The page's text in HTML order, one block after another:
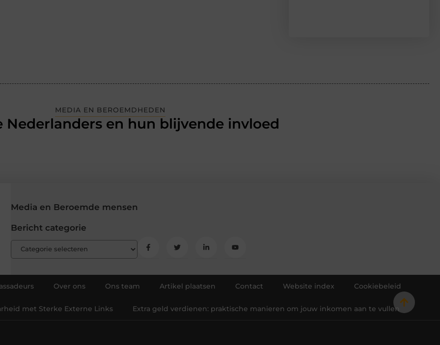
MEDIA EN BEROEMDHEDEN
Nederlanders en hun blijvende invloed
Media en Beroemde mensen
Bericht categorie
Over ons Ons team Artikel plaatsen Contact Website index Cookiebeleid
met Sterke Externe Links Extra geld verdienen: praktische manieren om jouw inkomen aan te vullen